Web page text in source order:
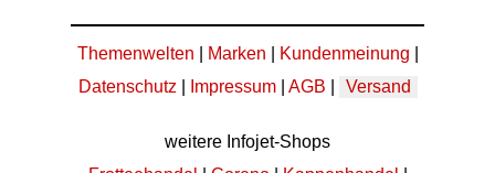
Themenwelten Marken Kundenmeinung
Datenschutz
Impressum| AGB Versand
weitere Infojet-Shops